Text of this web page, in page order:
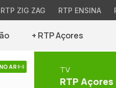
RTP ZIG ZAG RTP ENSINA
+ RTP Açores
NO AR TV
RTP Açores